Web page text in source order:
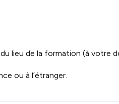
lieu de la formation (à votre
ou à l’étranger.